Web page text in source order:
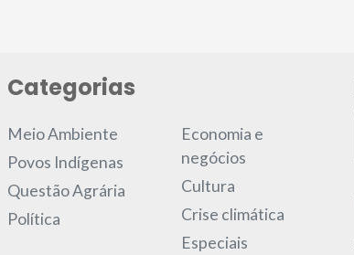
Categorias
Meio Ambiente
Povos Indígenas
Questão Agrária
Política
Economia e
negócios
Cultura
Crise climática
Especiais